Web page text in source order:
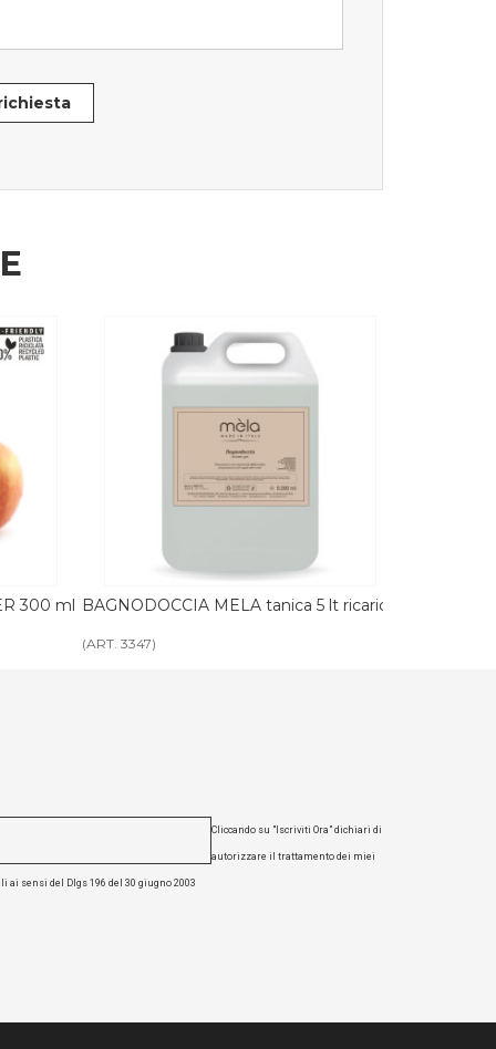
lt ricarica SHAMPOO MELA tanica 5 lt ricarica
(ART. 3346)
Cliccando su "Iscriviti Ora" dichiari di
autorizzare il trattamento dei miei
ai sensi del Dlgs 196 del 30 giugno 2003